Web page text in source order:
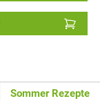
Sommer Rezepte